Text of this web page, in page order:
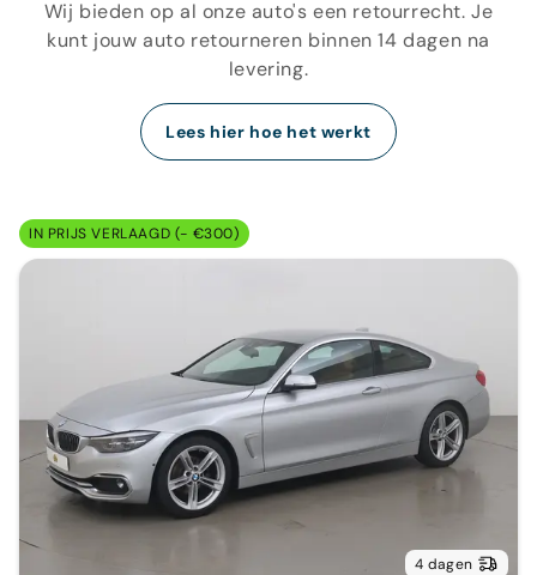
Wij bieden op al onze auto's een retourrecht. Je
kunt jouw auto retourneren binnen 14 dagen na
levering.
Lees hier hoe het werkt
IN PRIJS VERLAAGD (- €300)
4 dagen